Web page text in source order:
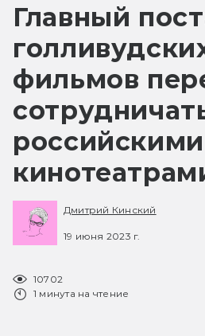
Главный
фильмов
российскими
Дмитрий Кинский
19 июня 2023 г.
10702
1 минута на чтение